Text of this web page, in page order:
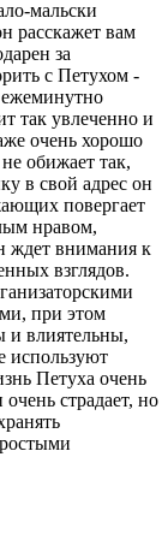
мальски
расскажет вам
за
с Петухом -
ежеминутно
так увлеченно и
очень хорошо
обижает так,
в свой адрес он
повергает
нравом,
ждет внимания к
взглядов.
при этом
и влиятельны,
используют
Петуха очень
страдает, но